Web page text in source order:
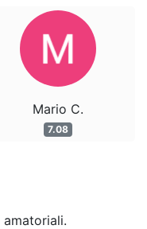
Mario C.
7.08
amatoriali.